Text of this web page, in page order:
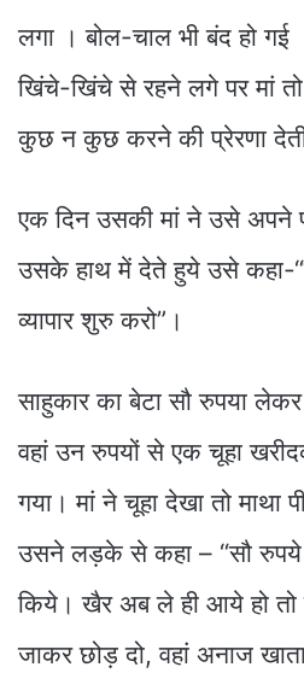
लगा । बोल-चाल भी बंद हो
खिंचे-खिंचे से रहने लगे पर मां तो
कुछ न कुछ करने की प्रेरणा
एक दिन उसकी मां ने उसे अपने
उसके हाथ में देते हुये उसे कहा-
व्यापार शुरु करो”।
साहुकार का बेटा सौ रुपया
वहां उन रुपयों से एक चूहा
गया। मां ने चूहा देखा तो माथा
उसने लड़के से कहा – “सौ रुपये
किये। खैर अब ले ही आये हो
जाकर छोड़ दो, वहां अनाज